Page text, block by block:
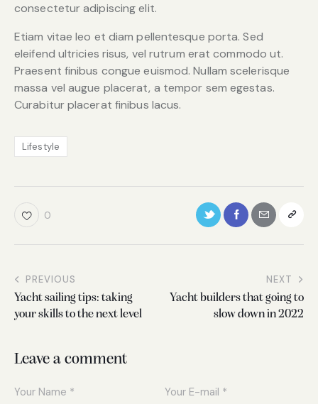
consectetur adipiscing elit.
Etiam vitae leo et diam pellentesque porta. Sed
eleifend ultricies risus, vel rutrum erat commodo ut.
Praesent finibus congue euismod. Nullam scelerisque
massa vel augue placerat, a tempor sem egestas.
Curabitur placerat finibus lacus.
Lifestyle
0
PREVIOUS
Yacht sailing tips: taking
your skills to the next level
NEXT
Yacht builders that going to
slow down in 2022
Leave a comment